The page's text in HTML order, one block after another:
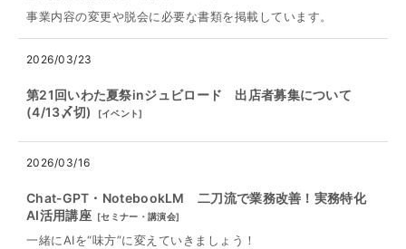
事業内容の変更や脱会に必要な書類を掲載しています。
2026/03/23
第21回いわた夏祭inジュビロード 出店者募集について
(4/13〆切)
[イベント]
2026/03/16
Chat‐GPT・NotebookLM 二刀流で業務改善！実務特化
AI活用講座 [セミナー・講演会]
一緒にAIを“味方”に変えていきましょう！